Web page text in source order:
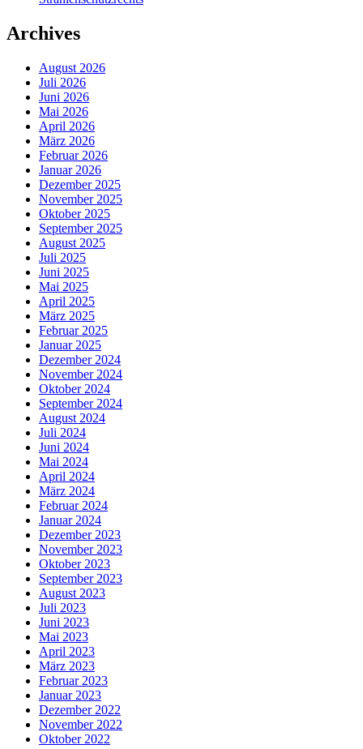
Archives
August 2026
Juli 2026
Juni 2026
Mai 2026
April 2026
März 2026
Februar 2026
Januar 2026
Dezember 2025
November 2025
Oktober 2025
September 2025
August 2025
Juli 2025
Juni 2025
Mai 2025
April 2025
März 2025
Februar 2025
Januar 2025
Dezember 2024
November 2024
Oktober 2024
September 2024
August 2024
Juli 2024
Juni 2024
Mai 2024
April 2024
März 2024
Februar 2024
Januar 2024
Dezember 2023
November 2023
Oktober 2023
September 2023
August 2023
Juli 2023
Juni 2023
Mai 2023
April 2023
März 2023
Februar 2023
Januar 2023
Dezember 2022
November 2022
Oktober 2022